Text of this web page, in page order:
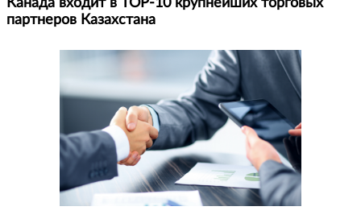
Канада входит в TOP-10 крупнейших торговых
партнеров Казахстана